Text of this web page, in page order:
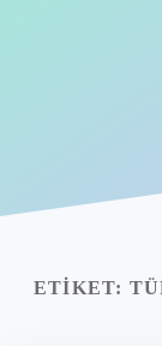
Yasal Uyarı
ETIKET: